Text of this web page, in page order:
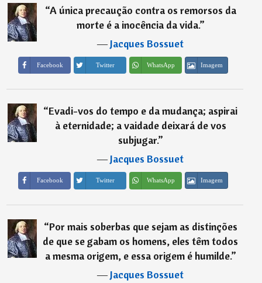
“A única precaução contra os remorsos da
morte é a inocência da vida.”
―Jacques Bossuet
Facebook Twitter WhatsApp Imagem
“Evadi-vos do tempo e da mudança; aspirai
à eternidade; a vaidade deixará de vos
subjugar.”
―Jacques Bossuet
Facebook Twitter WhatsApp Imagem
“Por mais soberbas que sejam as distinções
de que se gabam os homens, eles têm todos
a mesma origem, e essa origem é humilde.”
―Jacques Bossuet